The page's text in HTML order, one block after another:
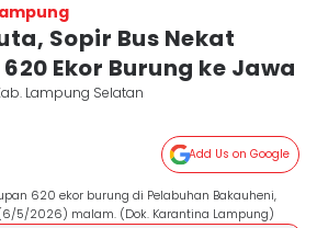
Sopir Bus Nekat
Ekor Burung ke Jawa
Lampung Selatan
Add Us on Google
620 ekor burung di Pelabuhan Bakauheni,
5/2026) malam. (Dok. Karantina Lampung)